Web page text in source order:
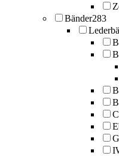
Bänder283